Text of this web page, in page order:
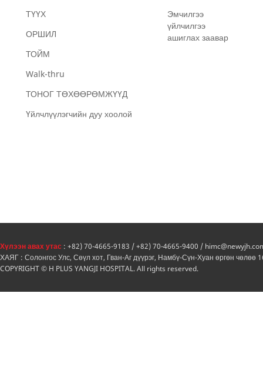
ТҮҮХ
ОРШИЛ
ТОЙМ
Walk-thru
ТОНОГ ТӨХӨӨРӨМЖҮҮД
Үйлчлүүлэгчийн дуу хоолой
Эмчилгээ
үйлчилгээ
ашиглах заавар
Хүлээн авах утас : +82) 70-4665-9183 / +82) 70-4665-9400 /
ХАЯГ : Солонгос Улс, Сөүл хот, Гван-Аг дүүрэг, Намбү-Сүн-Хуан өргөн чөлөө
COPYRIGHT © H PLUS YANGJI HOSPITAL. All rights reserved.